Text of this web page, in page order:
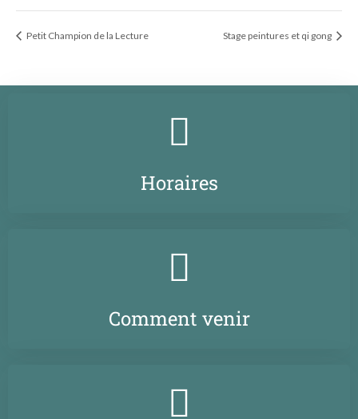
Petit Champion de la Lecture Stage peintures et qi gong
Horaires
Comment venir